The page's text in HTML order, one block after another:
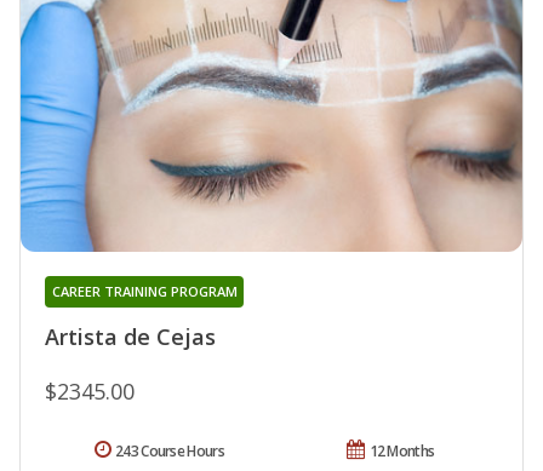
Artista de Cejas
CAREER TRAINING PROGRAM
$2345.00
12 Months
243 Course Hours